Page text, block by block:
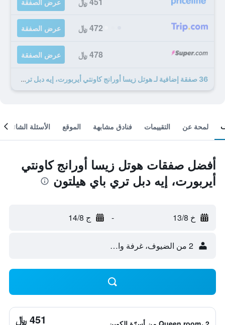
472 ﷼ عرض الصفقة
478 ﷼ عرض الصفقة
36 صفقة إضافية لـ هوتل زيسا أورانج كاونتي أيربورت، إيه دبل تري باي هيلتون
لمحة عن التقييمات فنادق مشابهة الموقع الأسئلة الشائعة
أفضل صفقات هوتل زيسا أورانج كاونتي
أيربورت، إيه دبل تري باي هيلتون
خ 13/8 - ج 14/8
2 من الضيوف، غرفة واحدة
451 ﷼